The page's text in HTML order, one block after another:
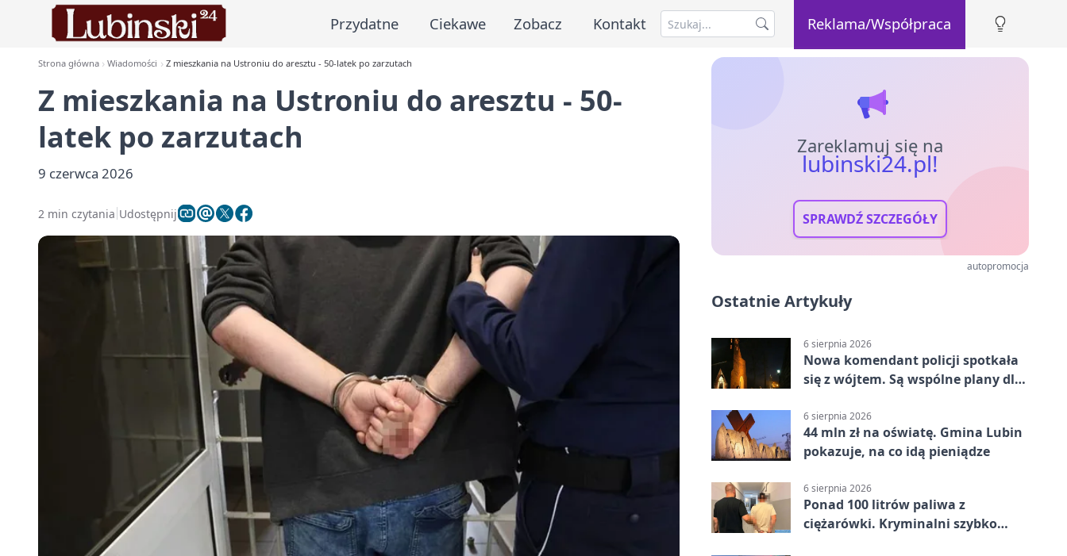
Przydatne Ciekawe Zobacz Kontakt Reklama/Współpraca
Strona główna Wiadomości Z mieszkania na Ustroniu do aresztu - 50-latek po zarzutach
Z mieszkania na Ustroniu do aresztu - 50-
latek po zarzutach
9 czerwca 2026
2 min czytania Udostępnij
Zareklamuj się na
lubinski24.pl!
SPRAWDŹ SZCZEGÓŁY
autopromocja
Ostatnie Artykuły
6 sierpnia 2026
Nowa komendant policji spotkała
się z wójtem. Są wspólne plany dla
6 sierpnia 2026
44 mln zł na oświatę. Gmina Lubin
pokazuje, na co idą pieniądze
6 sierpnia 2026
Ponad 100 litrów paliwa z
ciężarówki. Kryminalni szybko